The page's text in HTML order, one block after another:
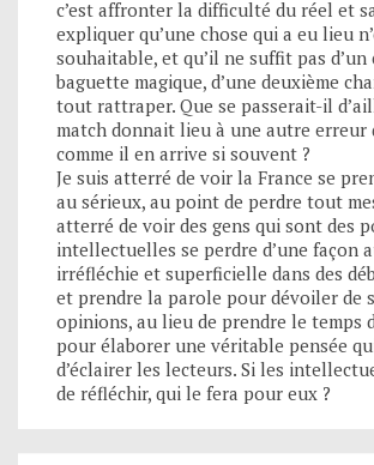
c’est affronter la difficulté du réel et
expliquer qu’une chose qui a eu lieu
souhaitable, et qu’il ne suffit pas d’un
baguette magique, d’une deuxième
tout rattraper. Que se passerait-il
match donnait lieu à une autre erreur
comme il en arrive si souvent ?
Je suis atterré de voir la France se
au sérieux, au point de perdre tout
atterré de voir des gens qui sont des
intellectuelles se perdre d’une façon
irréfléchie et superficielle dans des
et prendre la parole pour dévoiler de
opinions, au lieu de prendre le temps
pour élaborer une véritable pensée
d’éclairer les lecteurs. Si les
de réfléchir, qui le fera pour eux ?